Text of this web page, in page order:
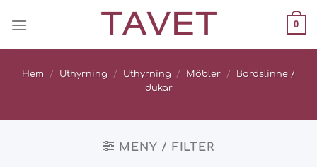
0
Hem / Uthyrning / Uthyrning / Möbler /
Bordslinne /
dukar
MENY / FILTER